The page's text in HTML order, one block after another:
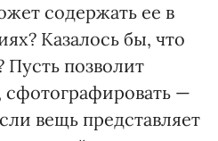
содержать ее в
Казалось бы, что
позволит
сфотографировать —
вещь представляет